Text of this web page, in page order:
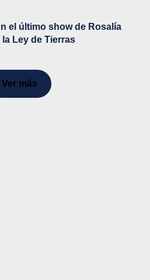
el último show de Rosalía
Ley de Tierras
Ver más